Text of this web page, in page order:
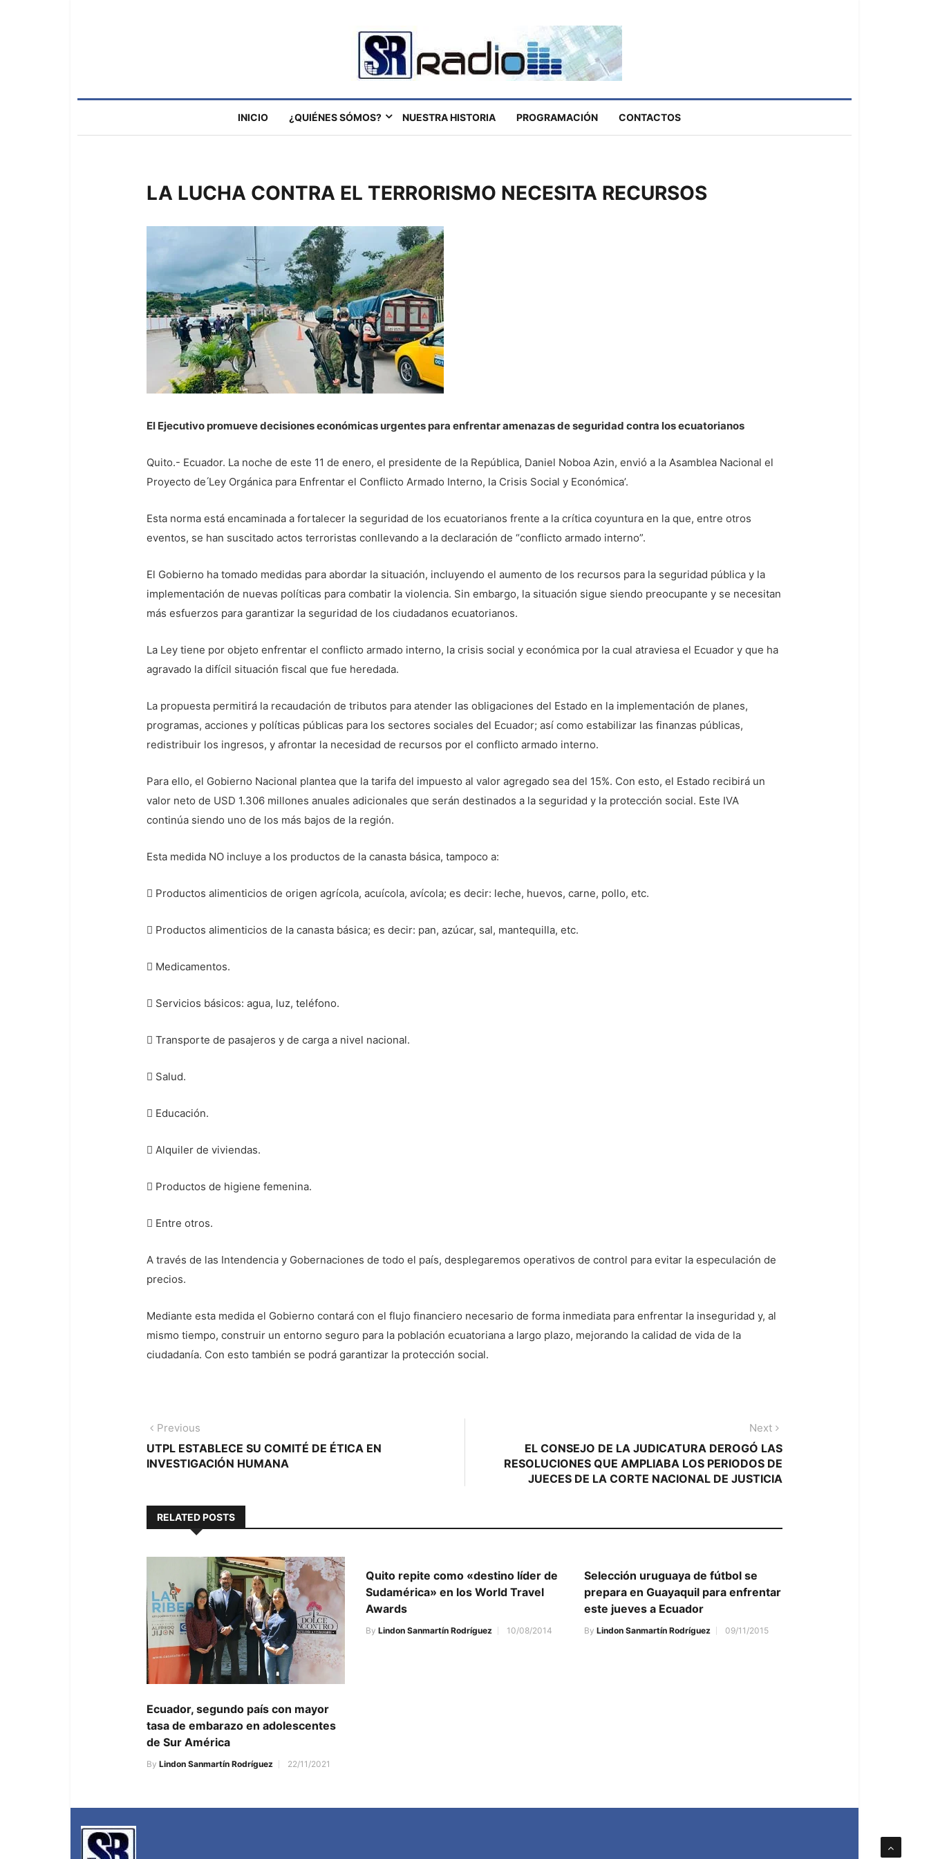
INICIO ¿QUIÉNES SÓMOS? NUESTRA HISTORIA PROGRAMACIÓN CONTACTOS
LA LUCHA CONTRA EL TERRORISMO NECESITA RECURSOS
El Ejecutivo promueve decisiones económicas urgentes para enfrentar amenazas de seguridad contra los ecuatorianos
Quito.- Ecuador. La noche de este 11 de enero, el presidente de la República, Daniel Noboa Azin, envió a la Asamblea Nacional el
Proyecto de ́Ley Orgánica para Enfrentar el Conflicto Armado Interno, la Crisis Social y Económica’.
Esta norma está encaminada a fortalecer la seguridad de los ecuatorianos frente a la crítica coyuntura en la que, entre otros
eventos, se han suscitado actos terroristas conllevando a la declaración de “conflicto armado interno”.
El Gobierno ha tomado medidas para abordar la situación, incluyendo el aumento de los recursos para la seguridad pública y la
implementación de nuevas políticas para combatir la violencia. Sin embargo, la situación sigue siendo preocupante y se necesitan
más esfuerzos para garantizar la seguridad de los ciudadanos ecuatorianos.
La Ley tiene por objeto enfrentar el conflicto armado interno, la crisis social y económica por la cual atraviesa el Ecuador y que ha
agravado la difícil situación fiscal que fue heredada.
La propuesta permitirá la recaudación de tributos para atender las obligaciones del Estado en la implementación de planes,
programas, acciones y políticas públicas para los sectores sociales del Ecuador; así como estabilizar las finanzas públicas,
redistribuir los ingresos, y afrontar la necesidad de recursos por el conflicto armado interno.
Para ello, el Gobierno Nacional plantea que la tarifa del impuesto al valor agregado sea del 15%. Con esto, el Estado recibirá un
valor neto de USD 1.306 millones anuales adicionales que serán destinados a la seguridad y la protección social. Este IVA
continúa siendo uno de los más bajos de la región.
Esta medida NO incluye a los productos de la canasta básica, tampoco a:
 Productos alimenticios de origen agrícola, acuícola, avícola; es decir: leche, huevos, carne, pollo, etc.
 Productos alimenticios de la canasta básica; es decir: pan, azúcar, sal, mantequilla, etc.
 Medicamentos.
 Servicios básicos: agua, luz, teléfono.
 Transporte de pasajeros y de carga a nivel nacional.
 Salud.
 Educación.
 Alquiler de viviendas.
 Productos de higiene femenina.
 Entre otros.
A través de las Intendencia y Gobernaciones de todo el país, desplegaremos operativos de control para evitar la especulación de
precios.
Mediante esta medida el Gobierno contará con el flujo financiero necesario de forma inmediata para enfrentar la inseguridad y, al
mismo tiempo, construir un entorno seguro para la población ecuatoriana a largo plazo, mejorando la calidad de vida de la
ciudadanía. Con esto también se podrá garantizar la protección social.
Navegación
de
Previous
post:
UTPL ESTABLECE SU COMITÉ DE ÉTICA EN
INVESTIGACIÓN HUMANA
Next
post:
EL CONSEJO DE LA JUDICATURA DEROGÓ LAS
RESOLUCIONES QUE AMPLIABA LOS PERIODOS DE
JUECES DE LA CORTE NACIONAL DE JUSTICIA
RELATED POSTS
Ecuador, segundo país con mayor
tasa de embarazo en adolescentes
de Sur América
By Lindon Sanmartín Rodríguez 22/11/2021
Quito repite como «destino líder de
Sudamérica» en los World Travel
Awards
By Lindon Sanmartín Rodríguez 10/08/2014
Selección uruguaya de fútbol se
prepara en Guayaquil para enfrentar
este jueves a Ecuador
ByLindon Sanmartín Rodríguez 09/11/2015